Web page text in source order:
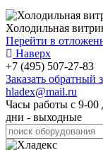
Холодильная
Перейти в
Наверх
+7 (495) 507-27-83
Заказать обратный
hladex@mail.ru
Часы работы с 9-00
дни - выходные